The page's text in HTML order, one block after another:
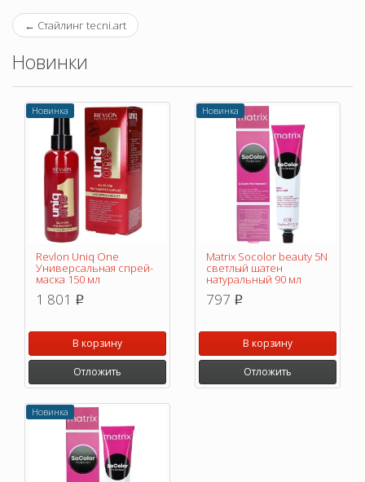
← Стайлинг tecni.art
Новинки
Новинка
Revlon Uniq One
Универсальная спрей-
маска 150 мл
1 801 p
В корзину
Отложить
Новинка
Matrix Socolor beauty 5N
светлый шатен
натуральный 90 мл
797 p
В корзину
Отложить
Новинка